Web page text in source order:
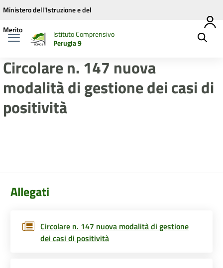
Vai ai contenuti
Vai al menu di navigazione
Vai al footer
Ministero dell'Istruzione e del
Merito
Istituto Comprensivo
Perugia 9
Circolare n. 147 nuova
modalità di gestione dei casi di
positività
Allegati
Circolare n. 147 nuova modalità di gestione
dei casi di positività